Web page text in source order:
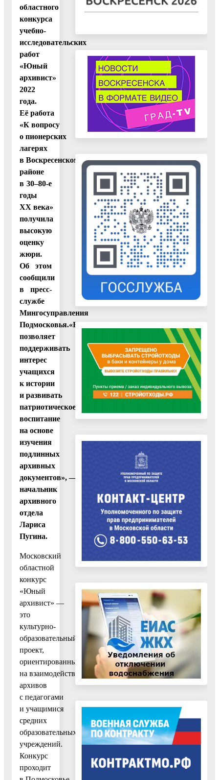
областного
конкурса
учебно-
исследовательских
работ
«Юный
архивист»
2022
года.
Её работа
«К вопросу
о пионерских
лагерях
в Воскресенском
районе
в 30–80-е
годы
ХХ века»
получила
высокую
оценку
жюри.
Об этом
сообщили
в пресс-
службе
Мингосуправления
Подмосковья.«Конкурс
позволяет
поддерживать
интерес
учащихся
к истории
и развивать
патриотическое
воспитание
на основе
изучения
подлинных
архивных
документов»,— отметила
начальник
архивного
отдела
Лариса
Пугина.
Московский
областной
конкурс
«Юный
архивист» —
это
культурно-
образовательный
проект,
ориентированный
на взаимодействие
архивов
с педагогами
и учащимися
средних
образовательных
учреждений.
Конкурс
проходит